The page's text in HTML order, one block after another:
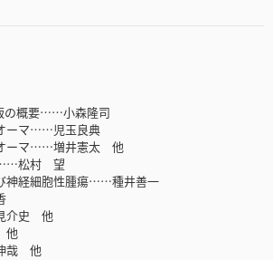
の概要……小森隆司
ーマ……児玉良典
ーマ……増井憲太 他
……松村 望
神経細胞性腫瘍……種井善一
介史 他
他
哉 他